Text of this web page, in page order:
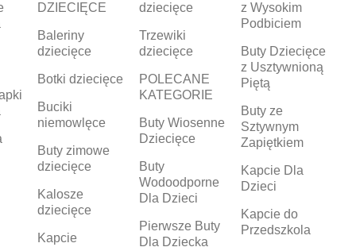
DZIECIĘCE
Baleriny
dziecięce
Botki dziecięce
Buciki
niemowlęce
Buty zimowe
dziecięce
Kalosze
dziecięce
Kapcie
dziecięce
Trzewiki
dziecięce
POLECANE
KATEGORIE
Buty Wiosenne
Dziecięce
Buty
Wodoodporne
Dla Dzieci
Pierwsze Buty
Dla Dziecka
z Wysokim
Podbiciem
Buty Dziecięce
z Usztywnioną
Piętą
Buty ze
Sztywnym
Zapiętkiem
Kapcie Dla
Dzieci
Kapcie do
Przedszkola